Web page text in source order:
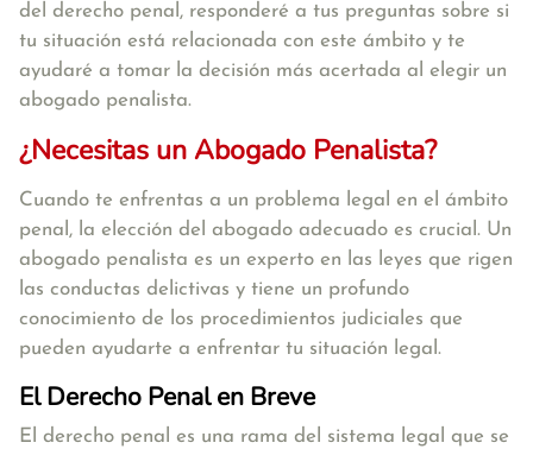
del derecho penal, responderé a tus preguntas sobre si
tu situación está relacionada con este ámbito y te
ayudaré a tomar la decisión más acertada al elegir un
abogado penalista.
¿Necesitas un Abogado Penalista?
Cuando te enfrentas a un problema legal en el ámbito
penal, la elección del abogado adecuado es crucial. Un
abogado penalista es un experto en las leyes que rigen
las conductas delictivas y tiene un profundo
conocimiento de los procedimientos judiciales que
pueden ayudarte a enfrentar tu situación legal.
El Derecho Penal en Breve
El derecho penal es una rama del sistema legal que se